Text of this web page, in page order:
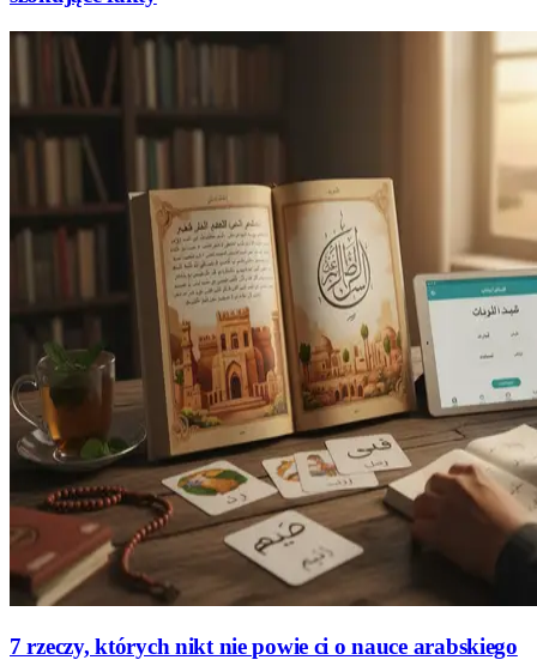
7 rzeczy, których nikt nie powie ci o nauce arabskiego